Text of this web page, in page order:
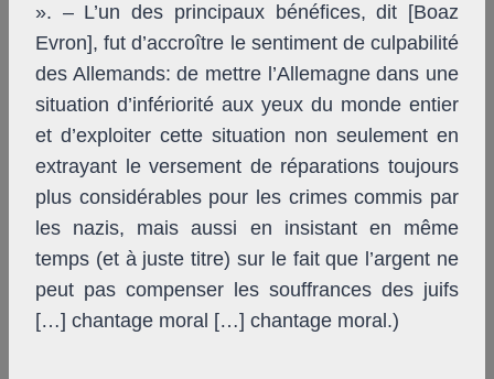
». – L’un des principaux bénéfices, dit [Boaz
Evron], fut d’accroître le sentiment de culpabilité
des Allemands: de mettre l’Allemagne dans une
situation d’infériorité aux yeux du monde entier
et d’exploiter cette situation non seulement en
extrayant le versement de réparations toujours
plus considérables pour les crimes commis par
les nazis, mais aussi en insistant en même
temps (et à juste titre) sur le fait que l’argent ne
peut pas compenser les souffrances des juifs
[…] chantage moral […] chantage moral.)